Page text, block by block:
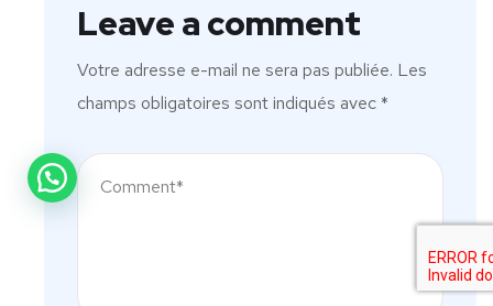
Leave a comment
Votre adresse e-mail ne sera pas publiée. Les
champs obligatoires sont indiqués avec*